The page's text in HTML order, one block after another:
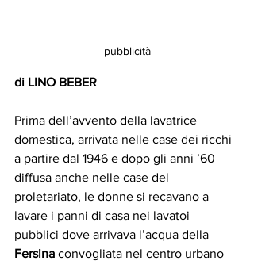
pubblicità
di LINO BEBER
Prima dell’avvento della lavatrice
domestica, arrivata nelle case dei ricchi
a partire dal 1946 e dopo gli anni ’60
diffusa anche nelle case del
proletariato, le donne si recavano a
lavare i panni di casa nei lavatoi
pubblici dove arrivava l’acqua della
Fersina convogliata nel centro urbano